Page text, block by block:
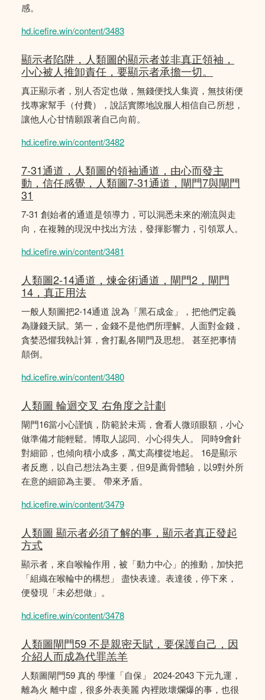
感。
hd.icefire.win/content/3483
顯示者陷阱，人類圖的顯示者並非真正領袖，
小心被人推卸責任，要顯示者承擔一切。
真正顯示者，別人否定也做，無錢便找人集資，無技術便
找專家幫手（付費），說話實際地說服人相信自己所想，
讓他人心甘情願跟著自己向前。
hd.icefire.win/content/3482
7-31通道，人類圖的領袖通道，由心而發主
動，信任感覺，人類圖7-31通道，閘門7與閘門
31
7-31 創始者的通道是領導力，可以洞悉未來的潮流與走
向，在複雜的現況中找出方法，發揮影響力，引領眾人。
hd.icefire.win/content/3481
人類圖2-14通道，煉金術通道，閘門2，閘門
14，真正用法
一般人類圖把2-14通道 說為「黑石成金」，把他們定義
為賺錢天賦。第一，金錢不是他們所理解。人面對金錢，
貪婪恐懼我執計算，會打亂各閘門及思想。 甚至把事情
顛倒。
hd.icefire.win/content/3480
人類圖 輪迴交叉 右角度之計劃
閘門16當小心謹慎，防範於未焉，會看人微頭眼額，小心
做準備才能輕鬆。博取人認同、小心得失人。 同時9會針
對細節，也傾向積小成多，萬丈高樓從地起。 16是顯示
者反應，以自己想法為主要，但9是薦骨體驗，以9對外所
在意的細節為主要。 帶來矛盾。
hd.icefire.win/content/3479
人類圖 顯示者必須了解的事，顯示者真正發起
方式
顯示者，來自喉輪作用，被「動力中心」的推動，加快把
「組織在喉輪中的構想」 盡快表達。表達後，停下來，
便發現「未必想做」。
hd.icefire.win/content/3478
人類圖閘門59 不是親密天賦，要保護自己，因
介紹人而成為代罪羔羊
人類圖閘門59 真的 學懂「自保」 2024-2043 下元九運，
離為火 離中虛，很多外表美麗 內裡敗壞爛爆的事，也很